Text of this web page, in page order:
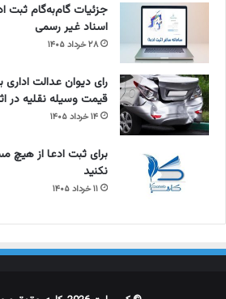
جزئیات گام‌به‌گام ثبت
اسناد غیر رسمی
۲۸ خرداد ۱۴۰۵
رای دیوان عدالت
قیمت وسیله نقلیه در
۱۴ خرداد ۱۴۰۵
برای ثبت ادعا از هیچ
نکنید
۱۱ خرداد ۱۴۰۵